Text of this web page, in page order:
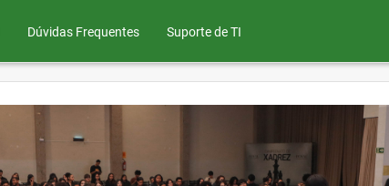
Dúvidas Frequentes Suporte de TI